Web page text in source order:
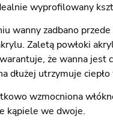
wyprofilowany
wanny zadbano
Zaletą powłoki
że wanna jest
dłużej utrzymuje ciepło
wzmocniona
kąpiele we dwoje.